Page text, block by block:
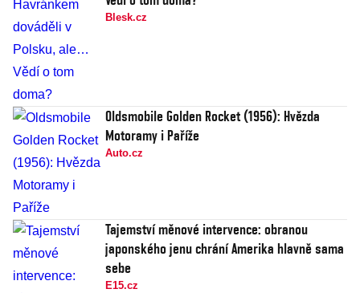
Blesk.cz
Oldsmobile Golden Rocket (1956): Hvězda
Motoramy i Paříže
Auto.cz
Tajemství měnové intervence: obranou
japonského jenu chrání Amerika hlavně sama
sebe
E15.cz